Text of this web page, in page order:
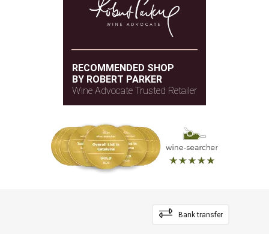
RECOMMENDED SHOP
BY ROBERT PARKER
Wine Advocate Trusted Retailer
Bank transfer